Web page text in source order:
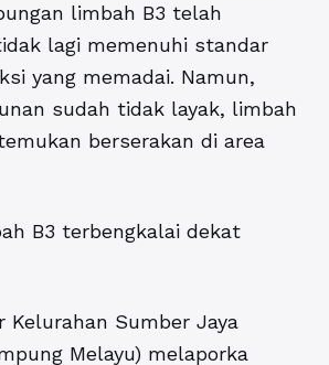
limbah B3 telah
lagi memenuhi standar
yang memadai. Namun,
sudah tidak layak, limbah
berserakan di area
B3 terbengkalai dekat
Kelurahan Sumber Jaya
Melayu) melaporka